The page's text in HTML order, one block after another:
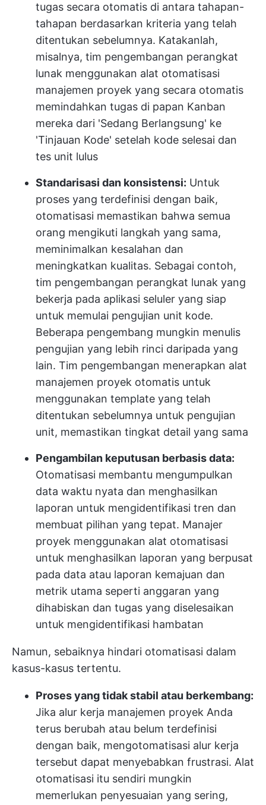
tugas secara otomatis di antara tahapan-
tahapan berdasarkan kriteria yang telah
ditentukan sebelumnya. Katakanlah,
misalnya, tim pengembangan perangkat
lunak menggunakan alat otomatisasi
manajemen proyek yang secara otomatis
memindahkan tugas di papan Kanban
mereka dari 'Sedang Berlangsung' ke
'Tinjauan Kode' setelah kode selesai dan
tes unit lulus
Standarisasi dan konsistensi: Untuk
proses yang terdefinisi dengan baik,
otomatisasi memastikan bahwa semua
orang mengikuti langkah yang sama,
meminimalkan kesalahan dan
meningkatkan kualitas. Sebagai contoh,
tim pengembangan perangkat lunak yang
bekerja pada aplikasi seluler yang siap
untuk memulai pengujian unit kode.
Beberapa pengembang mungkin menulis
pengujian yang lebih rinci daripada yang
lain. Tim pengembangan menerapkan alat
manajemen proyek otomatis untuk
menggunakan template yang telah
ditentukan sebelumnya untuk pengujian
unit, memastikan tingkat detail yang sama
Pengambilan keputusan berbasis data:
Otomatisasi membantu mengumpulkan
data waktu nyata dan menghasilkan
laporan untuk mengidentifikasi tren dan
membuat pilihan yang tepat. Manajer
proyek menggunakan alat otomatisasi
untuk menghasilkan laporan yang berpusat
pada data atau laporan kemajuan dan
metrik utama seperti anggaran yang
dihabiskan dan tugas yang diselesaikan
untuk mengidentifikasi hambatan
Namun, sebaiknya hindari otomatisasi dalam
kasus-kasus tertentu.
Proses yang tidak stabil atau berkembang:
Jika alur kerja manajemen proyek Anda
terus berubah atau belum terdefinisi
dengan baik, mengotomatisasi alur kerja
tersebut dapat menyebabkan frustrasi. Alat
otomatisasi itu sendiri mungkin
memerlukan penyesuaian yang sering,